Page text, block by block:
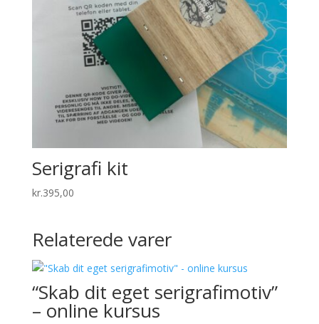
Serigrafi kit
kr.395,00
Relaterede varer
“Skab dit eget serigrafimotiv”
– online kursus